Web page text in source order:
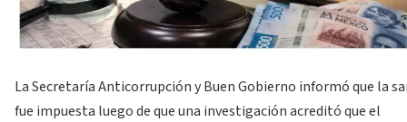
La Secretaría Anticorrupción y Buen Gobierno informó que la
fue impuesta luego de que una investigación acreditó que el